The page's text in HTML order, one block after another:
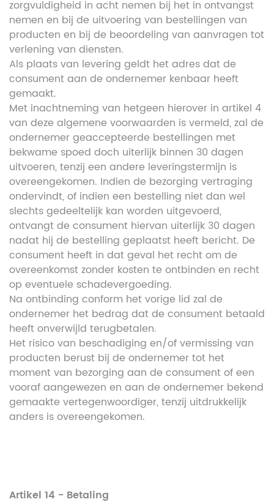
zorgvuldigheid in acht nemen bij het in ontvangst
nemen en bij de uitvoering van bestellingen van
producten en bij de beoordeling van aanvragen tot
verlening van diensten.
Als plaats van levering geldt het adres dat de
consument aan de ondernemer kenbaar heeft
gemaakt.
Met inachtneming van hetgeen hierover in artikel 4
van deze algemene voorwaarden is vermeld, zal de
ondernemer geaccepteerde bestellingen met
bekwame spoed doch uiterlijk binnen 30 dagen
uitvoeren, tenzij een andere leveringstermijn is
overeengekomen. Indien de bezorging vertraging
ondervindt, of indien een bestelling niet dan wel
slechts gedeeltelijk kan worden uitgevoerd,
ontvangt de consument hiervan uiterlijk 30 dagen
nadat hij de bestelling geplaatst heeft bericht. De
consument heeft in dat geval het recht om de
overeenkomst zonder kosten te ontbinden en recht
op eventuele schadevergoeding.
Na ontbinding conform het vorige lid zal de
ondernemer het bedrag dat de consument betaald
heeft onverwijld terugbetalen.
Het risico van beschadiging en/of vermissing van
producten berust bij de ondernemer tot het
moment van bezorging aan de consument of een
vooraf aangewezen en aan de ondernemer bekend
gemaakte vertegenwoordiger, tenzij uitdrukkelijk
anders is overeengekomen.
Artikel 14 - Betaling